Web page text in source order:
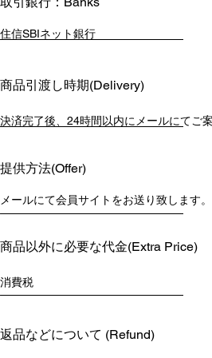
​住信SBIネット銀行
商品引渡し時期(Delivery)
決済完了後、24時間以内にメールにてご
提供方法(Offer)
​メールにて会員サイトをお送り致します。
商品以外に必要な代金(Extra Price)
消費税
返品などについて (Refund)